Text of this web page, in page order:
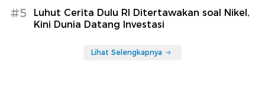
#5
Luhut Cerita Dulu RI Ditertawakan soal Nikel,
Kini Dunia Datang Investasi
Lihat Selengkapnya